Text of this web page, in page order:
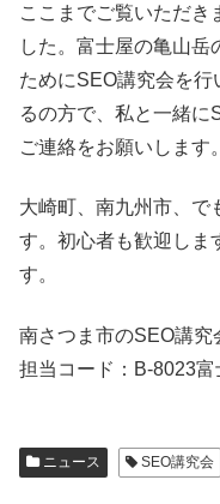
ここまでご覧いただき
した。富士屋の亀山
ためにSEO講究会を
るの方で、私と一緒に
ご連絡をお願いします。
大崎町、南九州市、で
す。初心者も歓迎しま
す。
南さつま市のSEO講究
担当コード：B-8023
ニュース SEO講究会